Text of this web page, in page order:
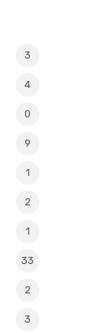
3
4
0
9
1
2
1
33
2
3